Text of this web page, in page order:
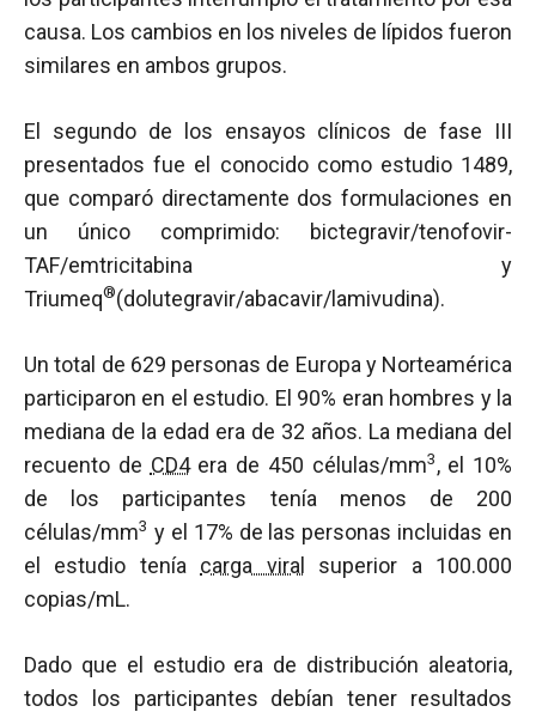
causa. Los cambios en los niveles de lípidos fueron
similares en ambos grupos.
El segundo de los ensayos clínicos de fase III
presentados fue el conocido como estudio 1489,
que comparó directamente dos formulaciones en
un único comprimido: bictegravir/tenofovir-
TAF/emtricitabina y
Triumeq®(dolutegravir/abacavir/lamivudina).
Un total de 629 personas de Europa y Norteamérica
participaron en el estudio. El 90% eran hombres y la
mediana de la edad era de 32 años. La mediana del
recuento de CD4era de 450 células/mm3, el 10%
de los participantes tenía menos de 200
células/mm3 y el 17% de las personas incluidas en
el estudio tenía carga viral
superior a 100.000
copias/mL.
Dado que el estudio era de distribución aleatoria,
todos los participantes debían tener resultados